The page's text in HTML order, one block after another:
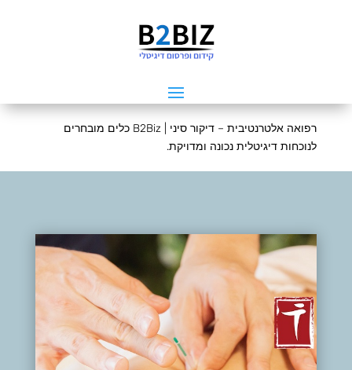
רפואה אלטרנטיבית – דיקור סיני | B2Biz כלים מובחרים
לנוכחות דיגיטלית נכונה ומדויקת.